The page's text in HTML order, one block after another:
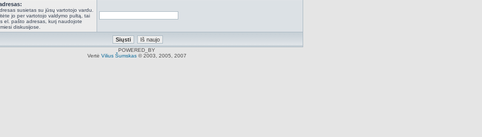
susietas su jūsų vartotojo vardu.
jo per vartotojo valdymo pultą, tai
el. pašto adresas, kurį naudojote
diskusijose.
POWERED_BY
Vertė Vilius Šumskas© 2003, 2005, 2007